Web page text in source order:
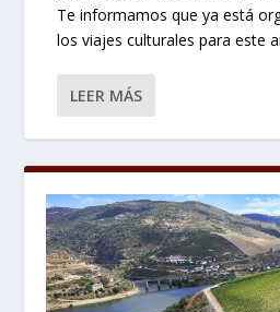
Te informamos que ya está
los viajes culturales para este
LEER MÁS